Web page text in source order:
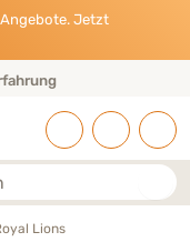
Jetzt
Lions